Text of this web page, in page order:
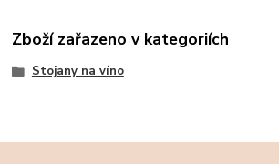
Zboží zařazeno v kategoriích
Stojany na víno